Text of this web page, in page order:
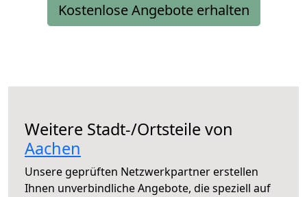
Kostenlose Angebote erhalten
Weitere Stadt-/Ortsteile von
Aachen
Unsere geprüften Netzwerkpartner erstellen
Ihnen unverbindliche Angebote, die speziell auf